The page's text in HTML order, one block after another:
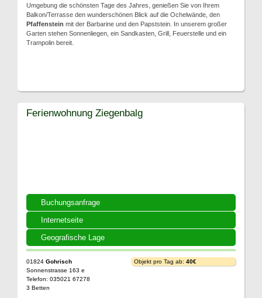
Umgebung die schönsten Tage des Jahres, genießen Sie von Ihrem
Balkon/Terrasse den wunderschönen Blick auf die Ochelwände, den
Pfaffenstein mit der Barbarine und den Papststein. In unserem großer
Garten stehen Sonnenliegen, ein Sandkasten, Grill, Feuerstelle und ein
Trampolin bereit.
Buchungsanfrage
Internetseite
Geografische Lage
Ferienwohnung Ziegenbalg
01824 Gohrisch
Sonnenstrasse 163 e
Telefon: 035021 67278
3 Betten
Objekt pro Tag ab: 40€